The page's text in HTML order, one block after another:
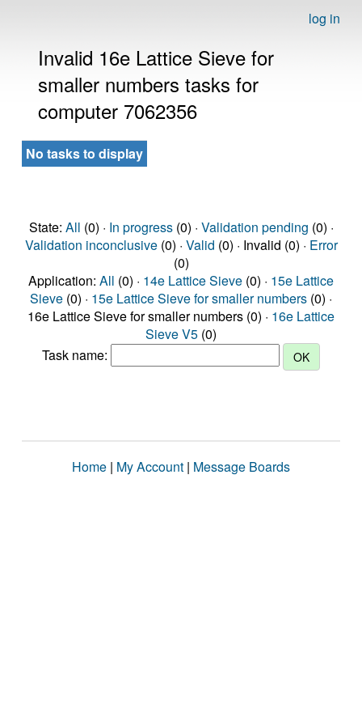
log in
Invalid 16e Lattice Sieve for
smaller numbers tasks for
computer 7062356
No tasks to display
State: All (0) · In progress(0) · Validation pending (0) ·
Validation inconclusive(0) · Valid (0) · Invalid (0) · Error
(0)
Application: All (0) · 14e Lattice Sieve (0) · 15e Lattice
Sieve (0) · 15e Lattice Sieve for smaller numbers (0) ·
16e Lattice Sieve for smaller numbers (0) · 16e Lattice
Sieve V5 (0)
Task name:
Home | My Account | Message Boards